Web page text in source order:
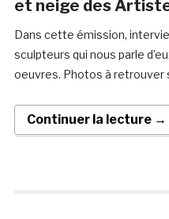
et neige des
Dans cette émission,
sculpteurs qui nous parle
oeuvres. Photos à
Continuer la lecture →